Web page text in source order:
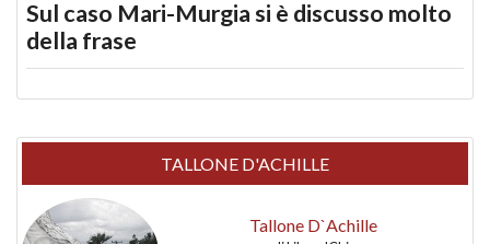
Sul caso Mari-Murgia si è discusso molto
della frase
TALLONE D'ACHILLE
Tallone D`Achille